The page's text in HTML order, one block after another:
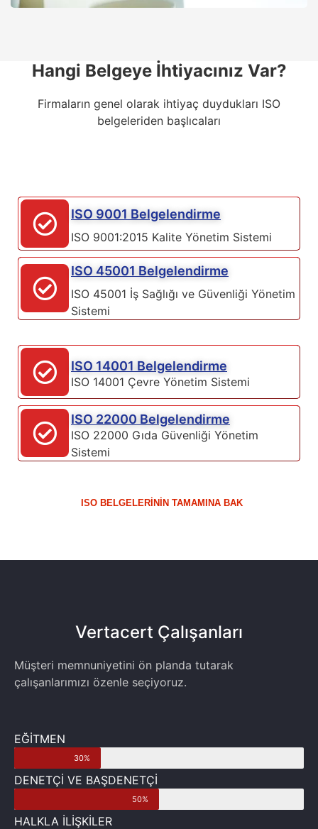
Hangi Belgeye İhtiyacınız Var?
Firmaların genel olarak ihtiyaç duydukları ISO
belgeleriden başlıcaları
ISO 9001 Belgelendirme
ISO 9001:2015 Kalite Yönetim Sistemi
ISO 45001 Belgelendirme
ISO 45001 İş Sağlığı ve Güvenliği Yönetim
Sistemi
ISO 14001 Belgelendirme
ISO 14001 Çevre Yönetim Sistemi
ISO 22000 Belgelendirme
ISO 22000 Gıda Güvenliği Yönetim
Sistemi
ISO BELGELERININ TAMAMINA BAK
Vertacert Çalışanları
Müşteri memnuniyetini ön planda tutarak
çalışanlarımızı özenle seçiyoruz.
EĞİTMEN
30%
DENETÇİ VE BAŞDENETÇİ
50%
HALKLA İLİŞKİLER